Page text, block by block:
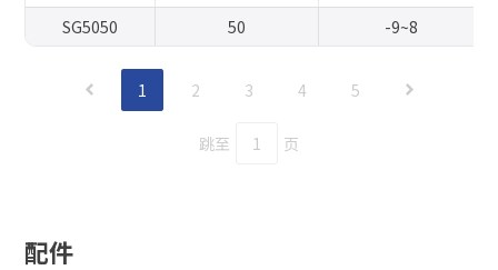
SG5050
50 -9~8
1 2 3 4 5
跳至 页
配件
感兴趣的产品
行业
我已阅读并同意